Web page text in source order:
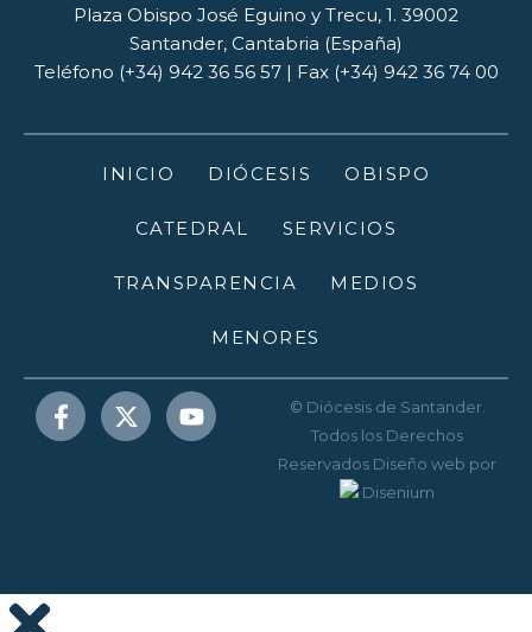
Plaza Obispo José Eguino y Trecu, 1. 39002
Santander, Cantabria (España)
Teléfono (+34) 942 36 56 57 | Fax (+34) 942 36 74 00
INICIO DIÓCESIS OBISPO
CATEDRAL SERVICIOS
TRANSPARENCIA MEDIOS
MENORES
© Diócesis de Santander.
Todos los Derechos
Reservados Diseño web por
Disenium